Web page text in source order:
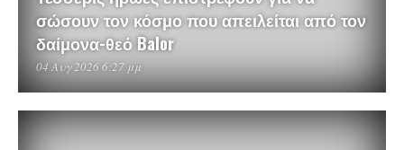
σώσουν τον κόσμο που απειλείται από τον
δαίμονα-θεό Balor
04 Αυγ 2026 6:27 μμ